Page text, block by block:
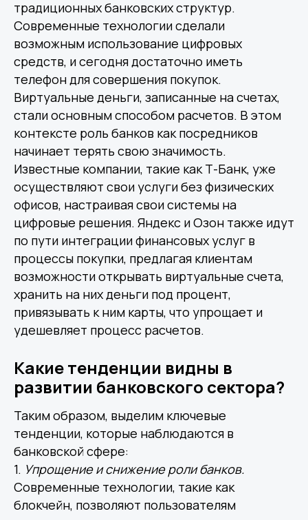
традиционных банковских структур.
Современные технологии сделали
возможным использование цифровых
средств, и сегодня достаточно иметь
телефон для совершения покупок.
Виртуальные деньги, записанные на счетах,
стали основным способом расчетов. В этом
контексте роль банков как посредников
начинает терять свою значимость.
Известные компании, такие как Т-Банк, уже
осуществляют свои услуги без физических
офисов, настраивая свои системы на
цифровые решения. Яндекс и Озон также идут
по пути интеграции финансовых услуг в
процессы покупки, предлагая клиентам
возможности открывать виртуальные счета,
хранить на них деньги под процент,
привязывать к ним карты, что упрощает и
удешевляет процесс расчетов.
Какие тенденции видны в
развитии банковского сектора?
Таким образом, выделим ключевые
тенденции, которые наблюдаются в
банковской сфере:
1. Упрощение и снижение роли банков.
Современные технологии, такие как
блокчейн, позволяют пользователям